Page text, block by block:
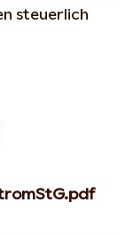
steuerlich